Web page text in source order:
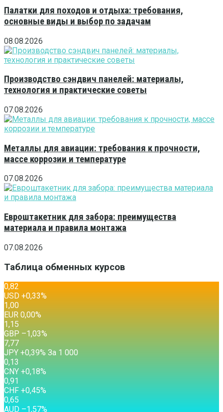
Палатки для походов и отдыха: требования,
основные виды и выбор по задачам
08.08.2026
Производство сэндвич панелей: материалы,
технология и практические советы
07.08.2026
Металлы для авиации: требования к прочности,
массе коррозии и температуре
07.08.2026
Евроштакетник для забора: преимущества
материала и правила монтажа
07.08.2026
Таблица обменных курсов
0,82
USD +0,33%
1,00
EUR 0,00%
1,15
GBP –1,03%
7,77
JPY +0,39% За 1 000
0,13
CNY +0,18%
0,91
CHF +0,45%
0,65
AUD –1,57%